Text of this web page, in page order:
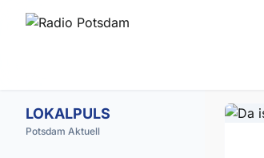
LOKALPULS
Potsdam Aktuell